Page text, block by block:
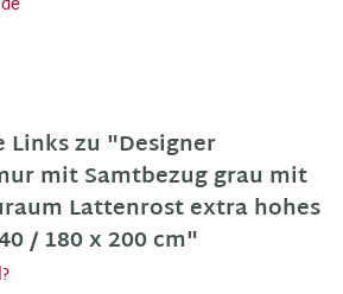
zu "Designer
mit Samtbezug grau mit
Lattenrost extra hohes
/ 180 x 200 cm"